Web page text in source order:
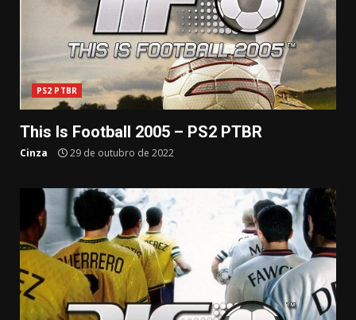
PS2 PTBR
This Is Football 2005 – PS2 PTBR
Cinza 29 de outubro de 2022